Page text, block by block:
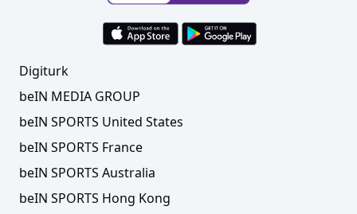
Digiturk
beIN MEDIA GROUP
beIN SPORTS United States
beIN SPORTS France
beIN SPORTS Australia
beIN SPORTS Hong Kong